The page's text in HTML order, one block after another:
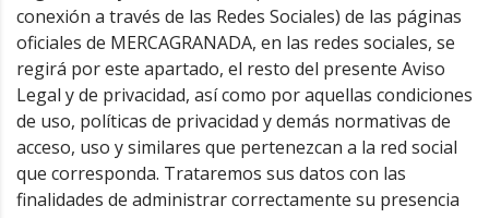
conexión a través de las Redes Sociales) de las páginas
oficiales de MERCAGRANADA, en las redes sociales, se
regirá por este apartado, el resto del presente Aviso
Legal y de privacidad, así como por aquellas condiciones
de uso, políticas de privacidad y demás normativas de
acceso, uso y similares que pertenezcan a la red social
que corresponda. Trataremos sus datos con las
finalidades de administrar correctamente su presencia